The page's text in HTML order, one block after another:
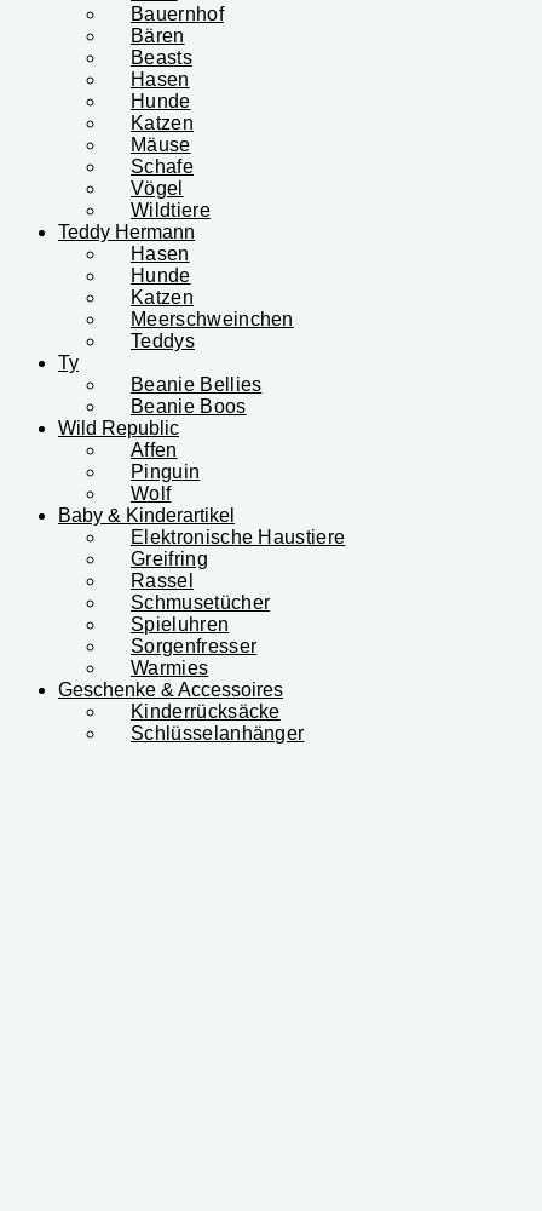
Bauernhof
Bären
Beasts
Hasen
Hunde
Katzen
Mäuse
Schafe
Vögel
Wildtiere
Teddy Hermann
Hasen
Hunde
Katzen
Meerschweinchen
Teddys
Ty
Beanie Bellies
Beanie Boos
Wild Republic
Affen
Pinguin
Wolf
Baby & Kinderartikel
Elektronische Haustiere
Greifring
Rassel
Schmusetücher
Spieluhren
Sorgenfresser
Warmies
Geschenke & Accessoires
Kinderrücksäcke
Schlüsselanhänger